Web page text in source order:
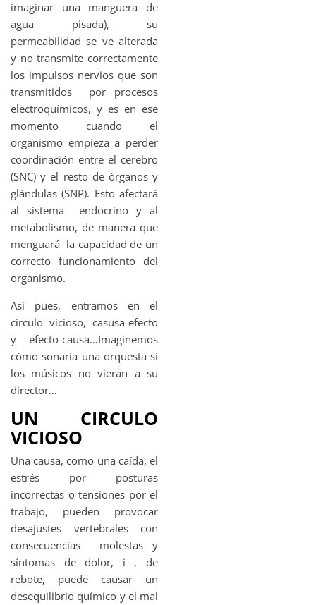
imaginar una manguera de
agua pisada), su
permeabilidad se ve alterada
y no transmite correctamente
los impulsos nervios que son
transmitidos por procesos
electroquímicos, y es en ese
momento cuando el
organismo empieza a perder
coordinación entre el cerebro
(SNC) y el resto de órganos y
glándulas (SNP). Esto afectará
al sistema endocrino y al
metabolismo, de manera que
menguará la capacidad de un
correcto funcionamiento del
organismo.
Así pues, entramos en el
circulo vicioso, casusa-efecto
y efecto-causa…Imaginemos
cómo sonaría una orquesta si
los músicos no vieran a su
director…
UN CIRCULO
VICIOSO
Una causa, como una caída, el
estrés por posturas
incorrectas o tensiones por el
trabajo, pueden provocar
desajustes vertebrales con
consecuencias molestas y
síntomas de dolor, i , de
rebote, puede causar un
desequilibrio químico y el mal